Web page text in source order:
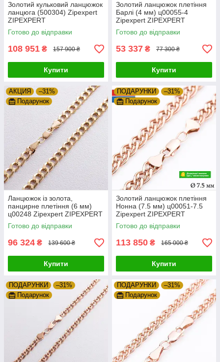
Золотий кульковий ланцюжок
ланцюга (500304) Zipexpert
ZIPEXPERT
Готово до відправки
108 951 ₴ 157 900 ₴
Купити
Золотий ланцюжок плетіння
Барлі (4 мм) ц00055-4
Zipexpert ZIPEXPERT
Готово до відправки
53 337 ₴ 77 300 ₴
Купити
АКЦИЯ
–31%
Подарунок
Ланцюжок із золота,
панцирне плетіння (6 мм)
ц00248 Zipexpert ZIPEXPERT
Готово до відправки
96 324 ₴ 139 600 ₴
Купити
ПОДАРУНКИ
–31%
Подарунок
Золотий ланцюжок плетіння
Нонна (7.5 мм) ц00051-7.5
Zipexpert ZIPEXPERT
Готово до відправки
113 850 ₴ 165 000 ₴
Купити
ПОДАРУНКИ
–31%
Подарунок
ПОДАРУНКИ
–31%
Подарунок